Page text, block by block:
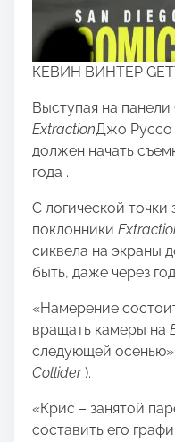
КЕВИН ВИНТЕР
Выступая на
ExtractionДжо Руссо
должен начать
года .
С логической точки
поклонники
сиквела на экраны
быть, даже через
«Намерение
вращать камеры на
следующей
Collider).
«Крис – занятой
составить его